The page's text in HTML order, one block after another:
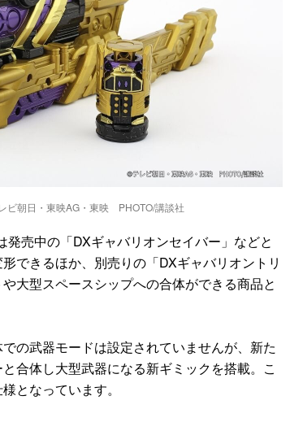
ビ朝日・東映AG・東映 PHOTO/講談社
発売中の「DXギャバリオンセイバー」などと
できるほか、別売りの「DXギャバリオントリ
大型スペースシップへの合体ができる商品と
の武器モードは設定されていませんが、新た
合体し大型武器になる新ギミックを搭載。こ
となっています。